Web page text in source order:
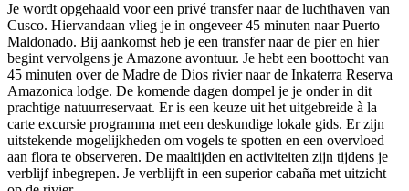
Je wordt opgehaald voor een privé transfer naar de luchthaven van
Cusco. Hiervandaan vlieg je in ongeveer 45 minuten naar Puerto
Maldonado. Bij aankomst heb je een transfer naar de pier en hier
begint vervolgens je Amazone avontuur. Je hebt een boottocht van
45 minuten over de Madre de Dios rivier naar de Inkaterra Reserva
Amazonica lodge. De komende dagen dompel je je onder in dit
prachtige natuurreservaat. Er is een keuze uit het uitgebreide à la
carte excursie programma met een deskundige lokale gids. Er zijn
uitstekende mogelijkheden om vogels te spotten en een overvloed
aan flora te observeren. De maaltijden en activiteiten zijn tijdens je
verblijf inbegrepen. Je verblijft in een superior cabaña met uitzicht